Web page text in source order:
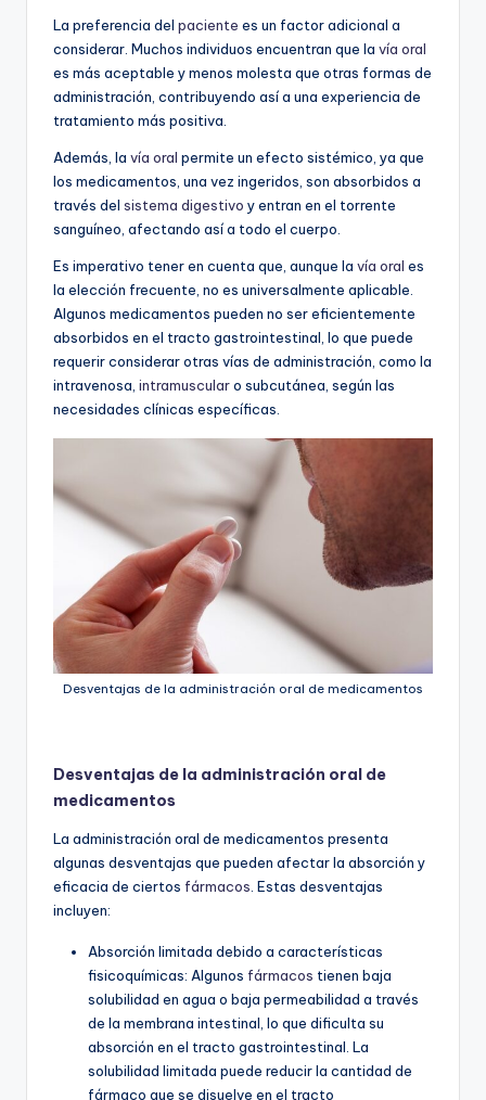
La preferencia del paciente es un factor adicional a
considerar. Muchos individuos encuentran que la vía oral
es más aceptable y menos molesta que otras formas de
administración, contribuyendo así a una experiencia de
tratamiento más positiva.
Además, la vía oral permite un efecto sistémico, ya que
los medicamentos, una vez ingeridos, son absorbidos a
través del sistema digestivo y entran en el torrente
sanguíneo, afectando así a todo el cuerpo.
Es imperativo tener en cuenta que, aunque la vía oral es
la elección frecuente, no es universalmente aplicable.
Algunos medicamentos pueden no ser eficientemente
absorbidos en el tracto gastrointestinal, lo que puede
requerir considerar otras vías de administración, como la
intravenosa, intramuscularo subcutánea, según las
necesidades clínicas específicas.
Desventajas de la administración oral de medicamentos
Desventajas de la administración oral de
medicamentos
La administración oral de medicamentos presenta
algunas desventajas que pueden afectar la absorción y
eficacia de ciertos fármacos . Estas desventajas
incluyen:
Absorción limitada debido a características
fisicoquímicas: Algunos fármacos tienen baja
solubilidad en agua o baja permeabilidad a través
de la membrana intestinal, lo que dificulta su
absorción en el tracto gastrointestinal. La
solubilidad limitada puede reducir la cantidad de
fármaco que se disuelve en el tracto